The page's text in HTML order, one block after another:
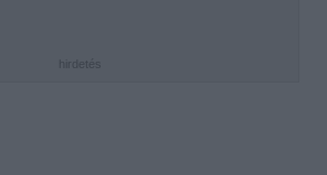
hirdetés